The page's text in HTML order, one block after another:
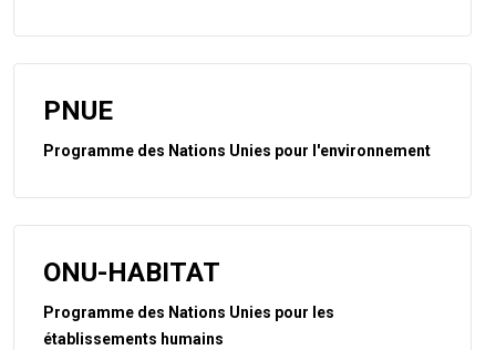
PNUE
Programme des Nations Unies pour l'environnement
ONU-HABITAT
Programme des Nations Unies pour les
établissements humains